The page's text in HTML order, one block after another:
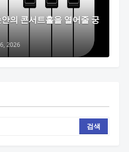
의 콘서트홀을 열어줄 궁
2026